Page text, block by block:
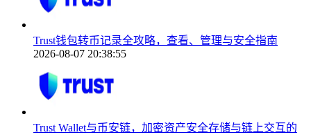
Trust钱包转币记录全攻略，查看、管理与安全指南
2026-08-07 20:38:55
Trust Wallet与币安链，加密资产安全存储与链上交互的